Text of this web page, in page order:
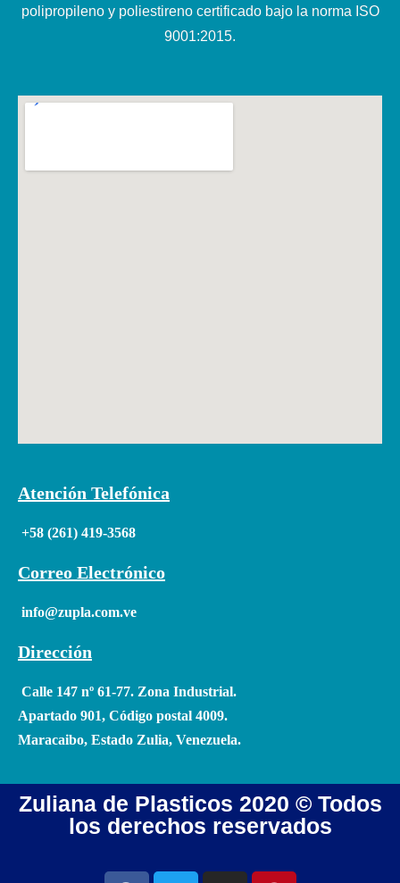
polipropileno y poliestireno certificado bajo la norma ISO
9001:2015.
Atención Telefónica
+58 (261) 419-3568
Correo Electrónico
info@zupla.com.ve
Dirección
Calle 147 nº 61-77. Zona Industrial.
Apartado 901, Código postal 4009.
Maracaibo, Estado Zulia, Venezuela.
Zuliana de Plasticos 2020 © Todos
los derechos reservados